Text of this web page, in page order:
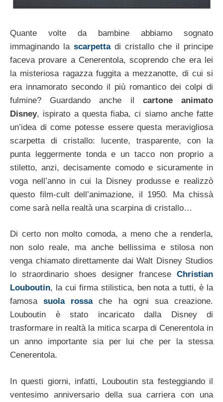
Quante volte da bambine abbiamo sognato
immaginando la scarpettadi cristallo che il principe
faceva provare a Cenerentola, scoprendo che era lei
la misteriosa ragazza fuggita a mezzanotte, di cui si
era innamorato secondo il più romantico dei colpi di
fulmine? Guardando anche il cartone animato
Disney, ispirato a questa fiaba, ci siamo anche fatte
un’idea di come potesse essere questa meravigliosa
scarpetta di cristallo: lucente, trasparente, con la
punta leggermente tonda e un tacco non proprio a
stiletto, anzi, decisamente comodo e sicuramente in
voga nell’anno in cui la Disney produsse e realizzò
questo film-cult dell’animazione, il 1950. Ma chissà
come sarà nella realtà una scarpina di cristallo…
Di certo non molto comoda, a meno che a renderla,
non solo reale, ma anche bellissima e stilosa non
venga chiamato direttamente dai Walt Disney Studios
lo straordinario shoes designer francese Christian
Louboutin, la cui firma stilistica, ben nota a tutti, è la
famosasuola rossache ha ogni sua creazione.
Louboutin è stato incaricato dalla Disney di
trasformare in realtà la mitica scarpa di Cenerentola in
un anno importante sia per lui che per la stessa
Cenerentola.
In questi giorni, infatti, Louboutin sta festeggiando il
ventesimo anniversario della sua carriera con una